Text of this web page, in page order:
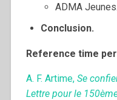
ADMA Jeunes.
Conclusion.
Reference time
A. F. Artime, Se
Lettre pour le